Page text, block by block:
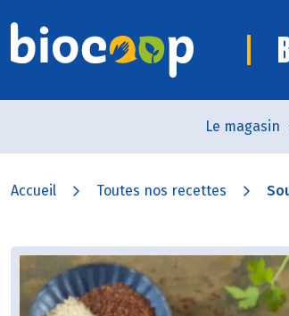
Le magasin
Accueil Toutes nos recettes